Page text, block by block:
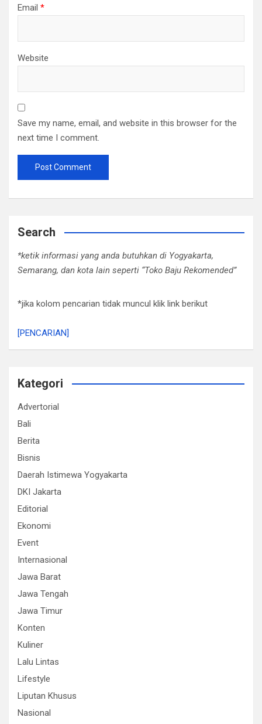
Email *
Website
Save my name, email, and website in this browser for the
next time I comment.
Search
*ketik informasi yang anda butuhkan di Yogyakarta,
Semarang, dan kota lain seperti “Toko Baju Rekomended”
*jika kolom pencarian tidak muncul klik link berikut
[PENCARIAN]
Kategori
Advertorial
Bali
Berita
Bisnis
Daerah Istimewa Yogyakarta
DKI Jakarta
Editorial
Ekonomi
Event
Internasional
Jawa Barat
Jawa Tengah
Jawa Timur
Konten
Kuliner
Lalu Lintas
Lifestyle
Liputan Khusus
Nasional